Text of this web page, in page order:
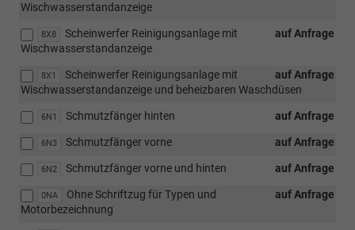
Wischwasserstandanzeige
8X8 auf Anfrage
Scheinwerfer Reinigungsanlage mit
Wischwasserstandanzeige
8X1 auf Anfrage
Scheinwerfer Reinigungsanlage mit
Wischwasserstandanzeige und beheizbaren Waschdüsen
6N1 auf Anfrage
Schmutzfänger hinten
6N3 auf Anfrage
Schmutzfänger vorne
6N2 auf Anfrage
Schmutzfänger vorne und hinten
0NA auf Anfrage
Ohne Schriftzug für Typen und
Motorbezeichnung